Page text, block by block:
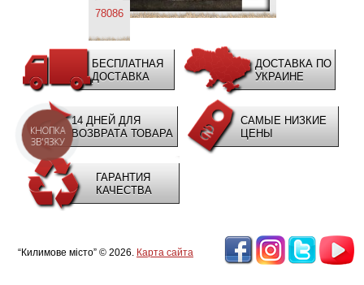
78086
БЕСПЛАТНАЯ
ДОСТАВКА
ДОСТАВКА ПО
УКРАИНЕ
14 ДНЕЙ ДЛЯ
ВОЗВРАТА ТОВАРА
САМЫЕ НИЗКИЕ
ЦЕНЫ
ГАРАНТИЯ
КАЧЕСТВА
“Килимове місто” © 2026. Карта сайта
КНОПКА
ЗВ'ЯЗКУ